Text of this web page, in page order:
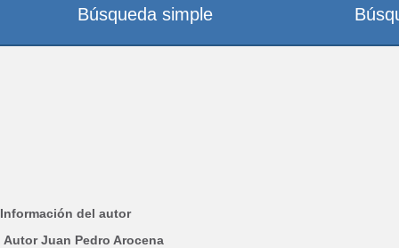
Información del autor
Autor Juan Pedro Arocena
Búsqueda simple